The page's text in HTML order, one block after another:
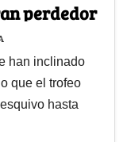
perdedor
han inclinado
que el trofeo
hasta